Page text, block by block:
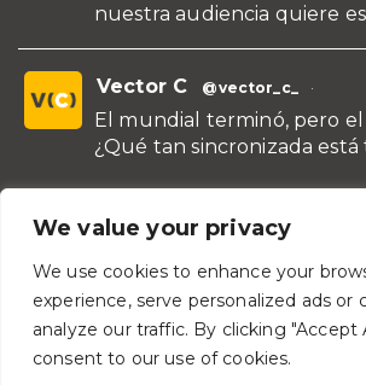
We value your privacy
We use cookies to enhance your
experience, serve personalized ads or
analyze our traffic. By clicking "Accept
consent to our use of cookies.
nuestra audiencia quiere
Vector C @vector_c_ ·
El mundial terminó, pero
¿Qué tan sincronizada
¡Conoce nuestras
para líderes y áreas!
#TeamBuilding
#TrabajoEnEquipo